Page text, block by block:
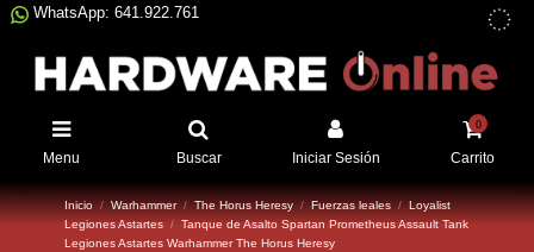
WhatsApp: 641.922.761
Menu Buscar Iniciar Sesión
0
Carrito
Inicio Warhammer The Horus Heresy Fuerzas leales
Loyalist
Legiones Astartes
Tanque de Asalto Spartan Prometheus Assault Tank
Legiones Astartes Warhammer The Horus Heresy